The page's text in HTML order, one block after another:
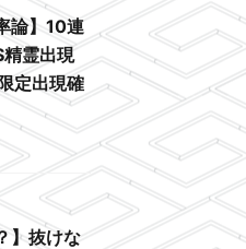
論】10連
精霊出現
定出現確
】抜けな